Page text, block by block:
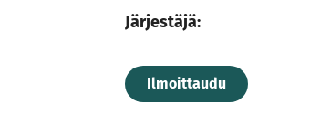
Järjestäjä:
Ilmoittaudu